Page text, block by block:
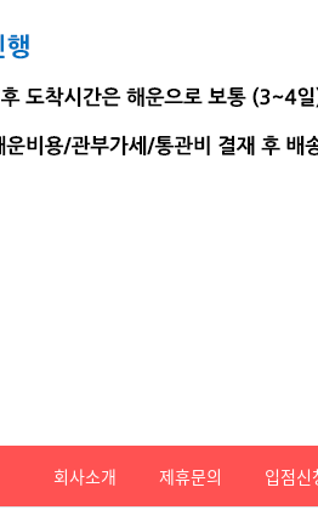
회사소개 제휴문의 입점신